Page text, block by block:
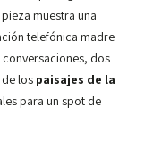
pieza muestra una
telefónica madre
dos
los paisajes de la
para un spot de